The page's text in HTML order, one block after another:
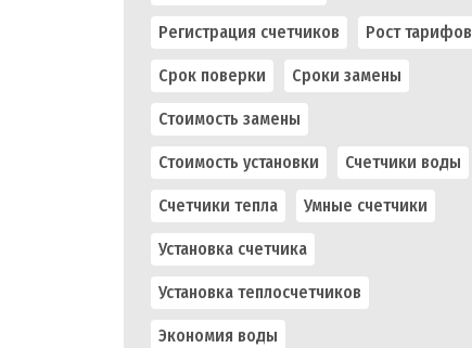
Регистрация счетчиков Рост тарифов
Срок поверки Сроки замены
Стоимость замены
Стоимость установки Счетчики воды
Счетчики тепла Умные счетчики
Установка счетчика
Установка теплосчетчиков
Экономия воды